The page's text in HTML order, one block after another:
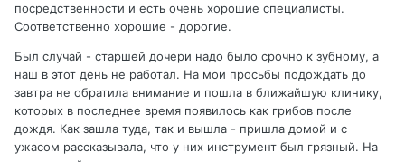
посредственности и есть очень хорошие специалисты.
Соответственно хорошие - дорогие.
Был случай - старшей дочери надо было срочно к зубному, а
наш в этот день не работал. На мои просьбы подождать до
завтра не обратила внимание и пошла в ближайшую клинику,
которых в последнее время появилось как грибов после
дождя. Как зашла туда, так и вышла - пришла домой и с
ужасом рассказывала, что у них инструмент был грязный. На